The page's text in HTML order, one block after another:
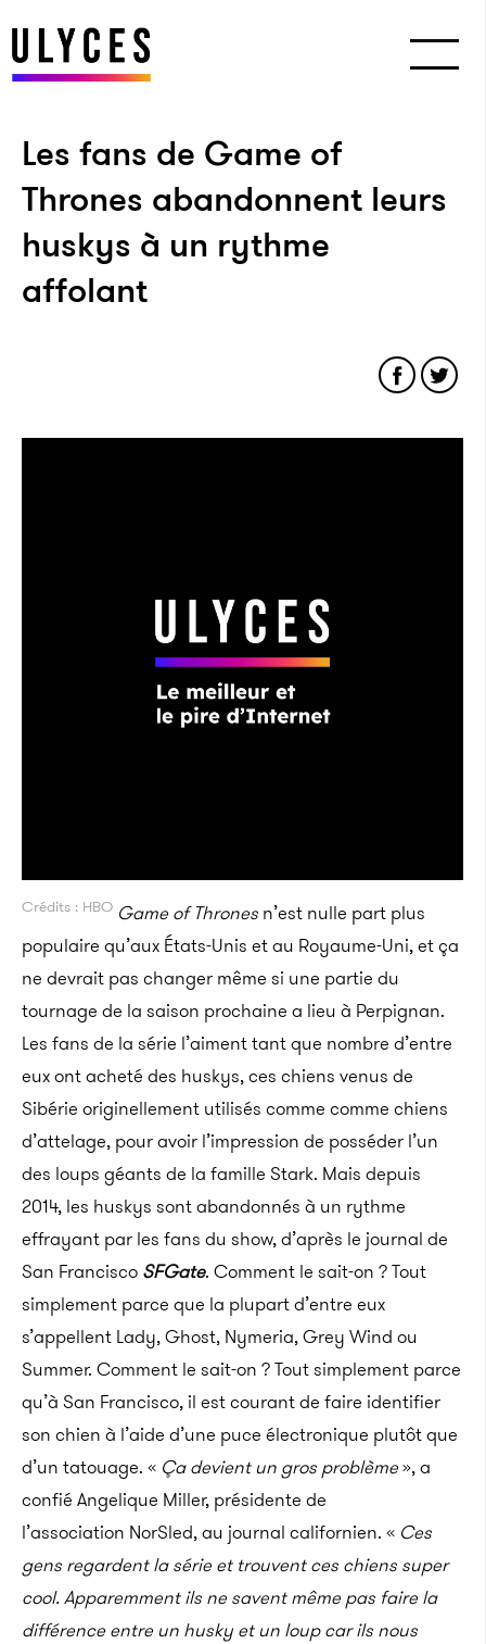
Les fans de Game of
Thrones abandonnent leurs
huskys à un rythme
affolant
Crédits : HBO Game of Thrones n’est nulle part plus
populaire qu’aux États-Unis et au Royaume-Uni, et ça
ne devrait pas changer même si une partie du
tournage de la saison prochaine a lieu à Perpignan.
Les fans de la série l’aiment tant que nombre d’entre
eux ont acheté des huskys, ces chiens venus de
Sibérie originellement utilisés comme comme chiens
d’attelage, pour avoir l’impression de posséder l’un
des loups géants de la famille Stark. Mais depuis
2014, les huskys sont abandonnés à un rythme
effrayant par les fans du show, d’après le journal de
San Francisco SFGate. Comment le sait-on ? Tout
simplement parce que la plupart d’entre eux
s’appellent Lady, Ghost, Nymeria, Grey Wind ou
Summer. Comment le sait-on ? Tout simplement parce
qu’à San Francisco, il est courant de faire identifier
son chien à l’aide d’une puce électronique plutôt que
d’un tatouage. « Ça devient un gros problème», a
confié Angelique Miller, présidente de
l’association NorSled, au journal californien. « Ces
gens regardent la série et trouvent ces chiens super
cool. Apparemment ils ne savent même pas faire la
différence entre un husky et un loup car ils nous